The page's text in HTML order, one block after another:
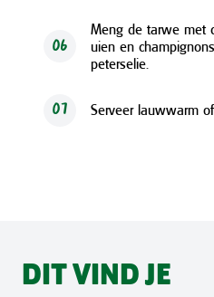
06
Meng de tarwe met
uien en
peterselie.
07 Serveer lauwwarm
DIT VIND JE